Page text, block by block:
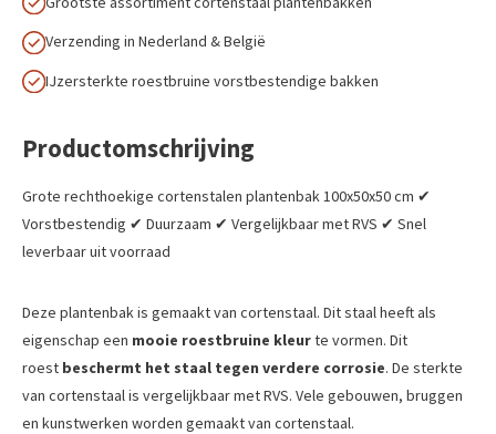
Verzending in Nederland & België
IJzersterkte roestbruine vorstbestendige bakken
Productomschrijving
Grote rechthoekige cortenstalen plantenbak 100x50x50 cm ✔
Vorstbestendig ✔ Duurzaam ✔ Vergelijkbaar met RVS ✔ Snel
leverbaar uit voorraad
Deze plantenbak is gemaakt van cortenstaal. Dit staal heeft als
eigenschap een mooie roestbruine kleurte vormen. Dit
roest beschermt het staal tegen verdere corrosie. De sterkte
van cortenstaal is vergelijkbaar met RVS. Vele gebouwen, bruggen
en kunstwerken worden gemaakt van cortenstaal.